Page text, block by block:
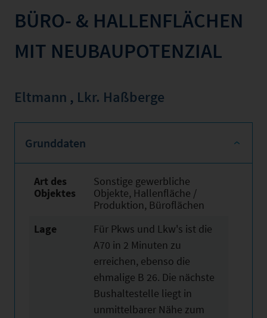
BÜRO- & HALLENFLÄCHEN
MIT NEUBAUPOTENZIAL
Eltmann , Lkr. Haßberge
Grunddaten
Art des
Objektes
Sonstige gewerbliche
Objekte, Hallenfläche /
Produktion, Büroflächen
Lage
Für Pkws und Lkw's ist die
A70 in 2 Minuten zu
erreichen, ebenso die
ehmalige B 26. Die nächste
Bushaltestelle liegt in
unmittelbarer Nähe zum